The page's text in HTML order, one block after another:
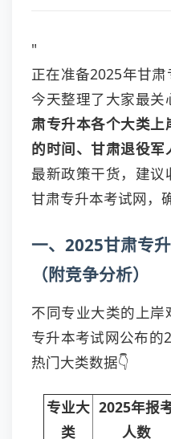
"
正在准备2025年甘肃
今天整理了大家最
肃专升本各个大类
的时间、甘肃退役军
最新政策干货，建
甘肃专升本考试网，
一、2025甘肃专
（附竞争分析）
不同专业大类的上
专升本考试网公布的
热门大类数据👇
专业大
类
2025年报
人数